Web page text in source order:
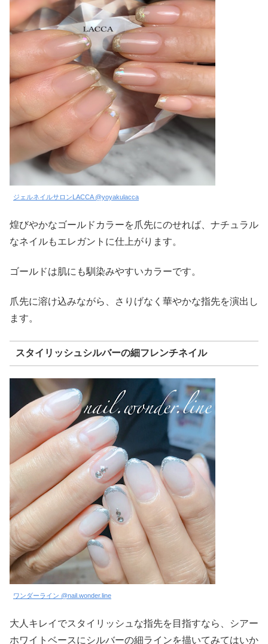
ジェルネイルサロンLACCA @yoyakulacca
煌びやかなゴールドカラーを爪先にのせれば、ナチュラル
なネイルもエレガントに仕上がります。
ゴールドは肌にも馴染みやすいカラーです。
爪先に溶け込みながら、さりげなく華やかな指先を演出し
ます。
スタイリッシュシルバーの細フレンチネイル
ワンダーライン @nail.wonder.line
大人キレイでスタイリッシュな指先を目指すなら、シアー
ホワイトベースにシルバーの細ラインを描いてみてはいか